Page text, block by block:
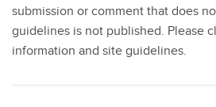
submission or comment that does
guidelines is not published. Please
information and site guidelines.